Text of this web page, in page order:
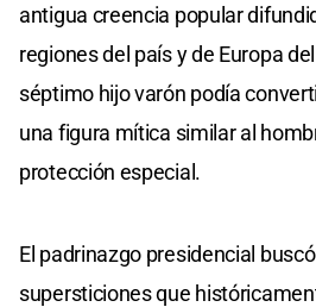
antigua creencia popular
regiones del país y de Europa
séptimo hijo varón podía
una figura mítica similar al
protección especial.
El padrinazgo presidencial
supersticiones que